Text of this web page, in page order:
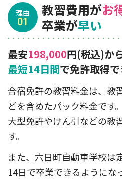
理由
01
教習費用がお
卒業が早い
最安198,000円(税込)か
最短14日間で免許取得
合宿免許の教習料金は、教
どを含めたパック料金です
大型免許やけん引などの教
す。
また、六日町自動車学校は
14日で卒業できるようにな